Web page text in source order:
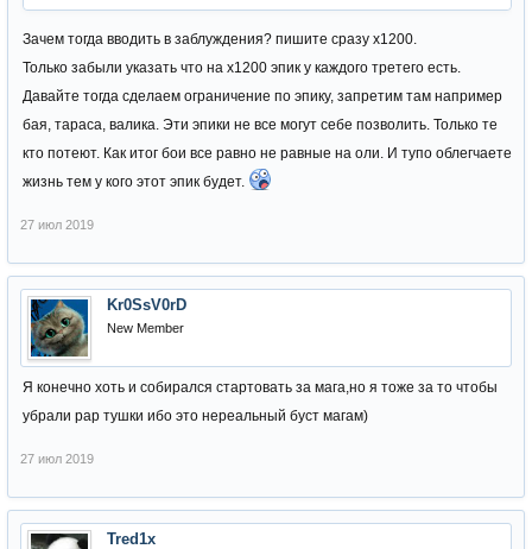
Зачем тогда вводить в заблуждения? пишите сразу х1200.
Только забыли указать что на х1200 эпик у каждого третего есть.
Давайте тогда сделаем ограничение по эпику, запретим там например
бая, тараса, валика. Эти эпики не все могут себе позволить. Только те
кто потеют. Как итог бои все равно не равные на оли. И тупо облегчаете
жизнь тем у кого этот эпик будет.
27 июл 2019
Kr0SsV0rD
New Member
Я конечно хоть и собирался стартовать за мага,но я тоже за то чтобы
убрали рар тушки ибо это нереальный буст магам)
27 июл 2019
Tred1x